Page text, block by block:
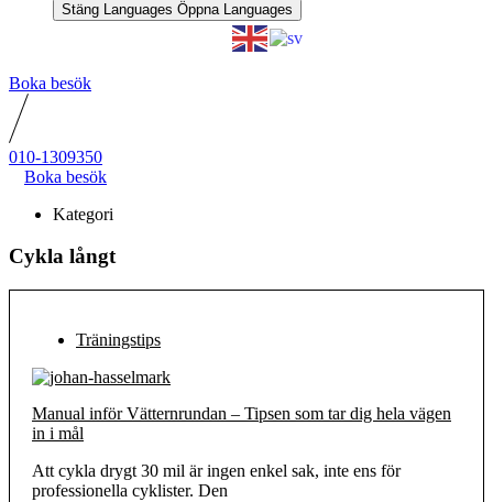
Stäng Languages Öppna Languages
Boka besök
010-1309350
Boka besök
Kategori
Cykla långt
Träningstips
Manual inför Vätternrundan – Tipsen som tar dig hela vägen
in i mål
Att cykla drygt 30 mil är ingen enkel sak, inte ens för
professionella cyklister. Den